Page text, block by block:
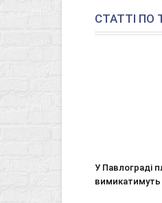
СТАТТІ ПО
У Павлограді
вимикатимуть